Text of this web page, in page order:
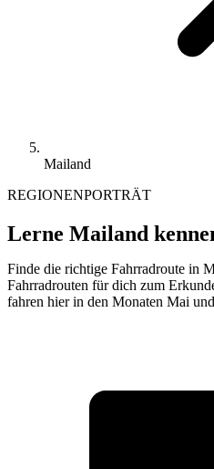
Mailand
REGIONENPORTRÄT
Lerne Mailand
Finde die richtige Fahrradroute in
Fahrradrouten für dich zum
fahren hier in den Monaten Mai